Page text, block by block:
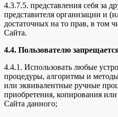
4.3.7.5. представления себя за
представителя организации и
достаточных на то прав, в том
Сайта.
4.4. Пользователю
4.4.1. Использовать любые
процедуры, алгоритмы и
или эквивалентные ручные
приобретения, копирования
Сайта данного;